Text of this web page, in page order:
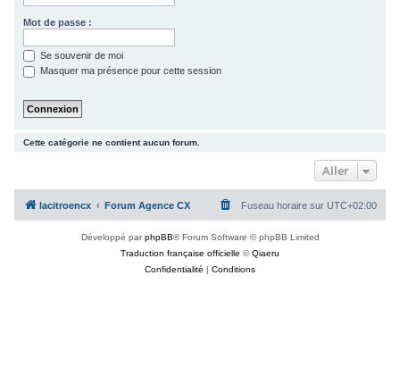
Mot de passe :
Se souvenir de moi
Masquer ma présence pour cette session
Cette catégorie ne contient aucun forum.
Aller
lacitroencx Forum Agence CX Fuseau horaire sur UTC+02:00
Développé parphpBB® Forum Software © phpBB Limited
Traduction française officielle ©Qiaeru
Confidentialité | Conditions